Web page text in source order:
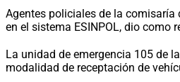
Agentes policiales de la comisaría
en el sistema ESINPOL, dio como
La unidad de emergencia 105 de
modalidad de receptación de